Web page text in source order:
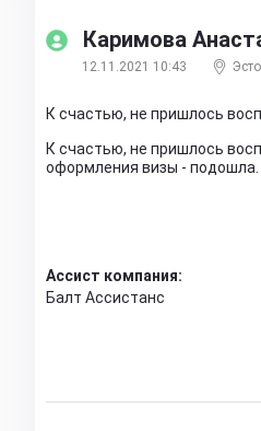
Каримова
12.11.2021 10:43
К счастью, не пришлось
К счастью, не пришлось
оформления визы - подошла.
Ассист компания:
Балт Ассистанс